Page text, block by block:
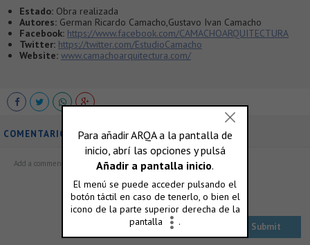
Estado: Obra realizada
Autores: German Ricardo Camacho,Gustavo Ivan Camacho
Facebook: https://www.facebook.com/CAMACHOARQUITECTURA
Twitter: https://twitter.com/EstudioCamacho
Website: www.camachoarquitectura.com/
COMENTARIOS
ó accedé con